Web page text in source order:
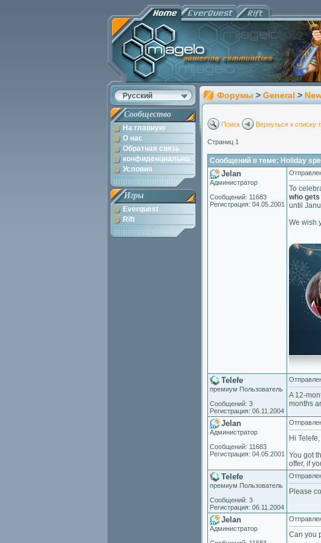
Русский
Сообщество
На главную
О нас
Обратная связь
конфиденциально.
Условия
Игры
Everquest
Rift
Форумы > General >
Поиск Вернуться к списку
Страниц 1
Сообщений в теме: Holiday
Jelan
Администратор
Сообщений: 11683
Регистрация: 04.05.2001
To
who
until
We wish
Telefe
премиум Пользователь
Сообщений: 3
Регистрация: 06.11.2004
A 12-
months
Jelan
Администратор
Сообщений: 11683
Регистрация: 04.05.2001
Hi Telefe,
You got
offer, if
Telefe
премиум Пользователь
Сообщений: 3
Регистрация: 06.11.2004
Please
Jelan
Администратор
Can you